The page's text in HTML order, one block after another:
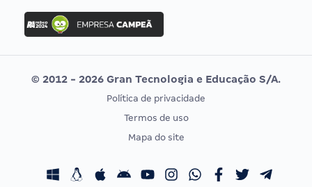
Concurso Ibama
Concurso MPU
Editais publicados
Vunesp
CONCURSOS POR PROFISSÃO
Concursos Fiscais
EXAME DE ORDEM
Calendário OAB
© 2012 - 2026 Gran Tecnologia e Educação S/A.
Política de privacidade
Termos de uso
Mapa do site